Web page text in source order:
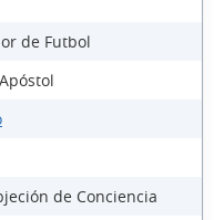
de Futbol
de Conciencia